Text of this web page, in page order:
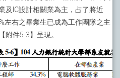
及IC設計相關業為主，占了將近
左右之畢業生已成為工作團隊之主
附件5-3】呈現。